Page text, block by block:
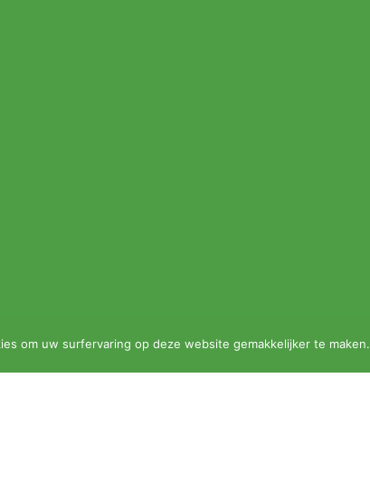
om uw surfervaring op deze website gemakkelijker te maken.